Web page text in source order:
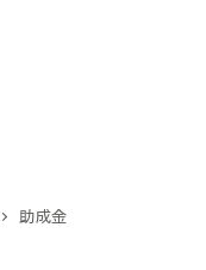
助成金